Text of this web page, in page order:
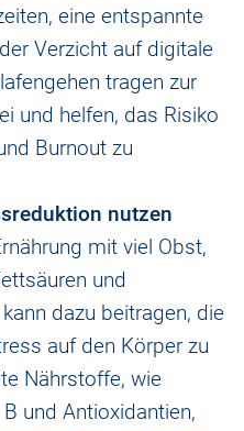
eine entspannte
Verzicht auf digitale
tragen zur
und helfen, das Risiko
Burnout zu
nutzen
mit viel Obst,
und
dazu beitragen, die
auf den Körper zu
Nährstoffe, wie
und Antioxidantien,